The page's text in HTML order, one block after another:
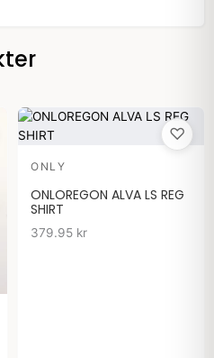
♡
ONLY
ONLOREGON ALVA LS REG
SHIRT
379.95 kr